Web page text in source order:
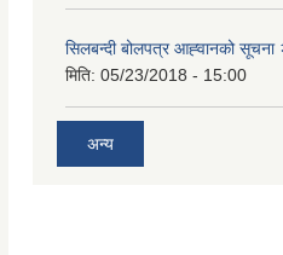
सिलबन्दी बोलपत्र आह्‍वानको
मिति: 05/23/2018 - 15:00
अन्य